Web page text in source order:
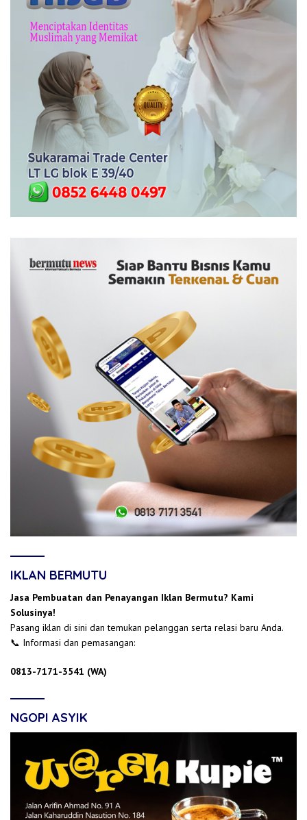
IKLAN BERMUTU
Jasa Pembuatan dan Penayangan Iklan Bermutu? Kami
Solusinya!
Pasang iklan di sini dan temukan pelanggan serta relasi baru Anda.
📞 Informasi dan pemasangan:
0813-7171-3541 (WA)
NGOPI ASYIK